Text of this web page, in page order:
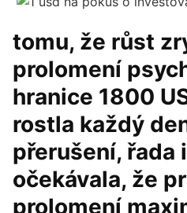
tomu, že růst
prolomení
hranice 1800
rostla každý
přerušení, řada
očekávala, že
prolomení